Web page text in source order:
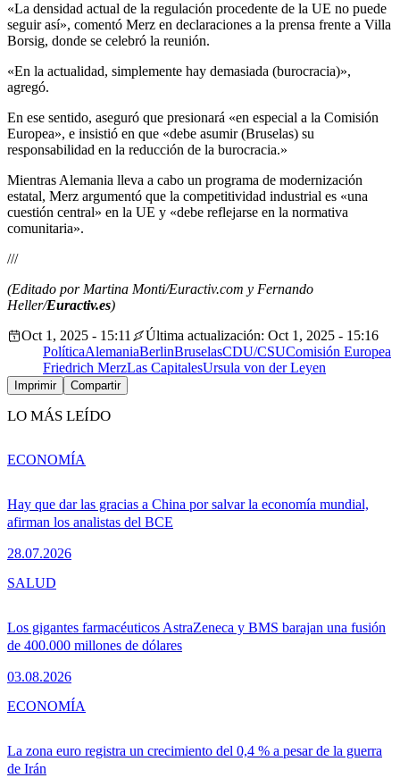
«La densidad actual de la regulación procedente de la UE no puede
seguir así», comentó Merz en declaraciones a la prensa frente a Villa
Borsig, donde se celebró la reunión.
«En la actualidad, simplemente hay demasiada (burocracia)»,
agregó.
En ese sentido, aseguró que presionará «en especial a la Comisión
Europea», e insistió en que «debe asumir (Bruselas) su
responsabilidad en la reducción de la burocracia.»
Mientras Alemania lleva a cabo un programa de modernización
estatal, Merz argumentó que la competitividad industrial es «una
cuestión central» en la UE y «debe reflejarse en la normativa
comunitaria».
///
(Editado por Martina Monti/Euractiv.com y Fernando
Heller/Euractiv.es)
Oct 1, 2025 - 15:11
Última actualización: Oct 1, 2025 - 15:16
PolíticaAlemaniaBerlinBruselasCDU/CSUComisión Europea
Friedrich MerzLas CapitalesUrsula von der Leyen
Imprimir Compartir
LO MÁS LEÍDO
Hay que dar las gracias a China por salvar la economía mundial,
afirman los analistas del BCE
28.07.2026
ECONOMÍA
Los gigantes farmacéuticos AstraZeneca y BMS barajan una fusión
de 400.000 millones de dólares
03.08.2026
SALUD
La zona euro registra un crecimiento del 0,4 % a pesar de la guerra
de Irán
ECONOMÍA